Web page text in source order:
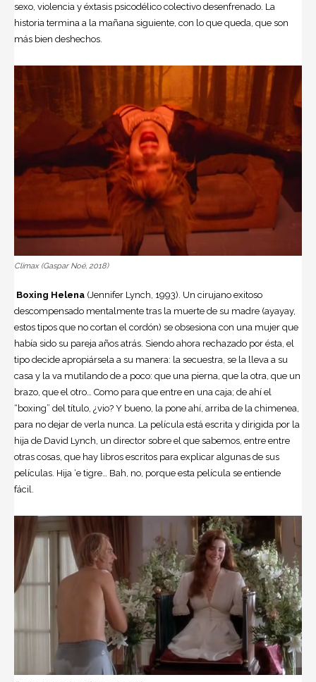
sexo, violencia y éxtasis psicodélico colectivo desenfrenado. La
historia termina a la mañana siguiente, con lo que queda, que son
más bien deshechos.
Climax (Gaspar Noé, 2018)
Boxing Helena (Jennifer Lynch, 1993). Un cirujano exitoso
descompensado mentalmente tras la muerte de su madre (ayayay,
estos tipos que no cortan el cordón) se obsesiona con una mujer que
había sido su pareja años atrás. Siendo ahora rechazado por ésta, el
tipo decide apropiársela a su manera: la secuestra, se la lleva a su
casa y la va mutilando de a poco: que una pierna, que la otra, que un
brazo, que el otro… Como para que entre en una caja; de ahí el
“boxing” del título, ¿vio? Y bueno, la pone ahí, arriba de la chimenea,
para no dejar de verla nunca. La película está escrita y dirigida por la
hija de David Lynch, un director sobre el que sabemos, entre entre
otras cosas, que hay libros escritos para explicar algunas de sus
películas. Hija ‘e tigre… Bah, no, porque esta película se entiende
fácil.